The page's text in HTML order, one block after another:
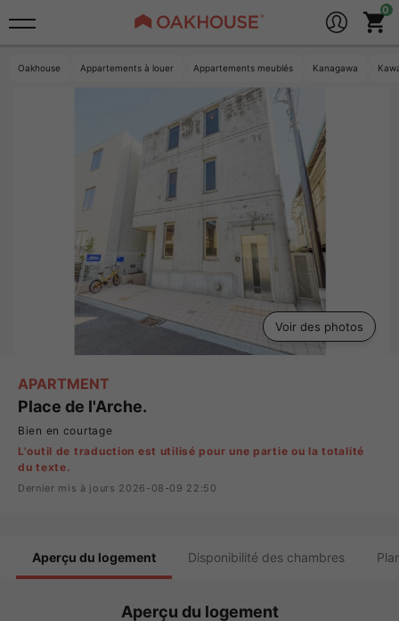
Oakhouse Appartements à louer Appartements meublés Kanagawa
Voir des photos
APARTMENT
Place de l'Arche.
Bien en courtage
L'outil de traduction est utilisé pour une partie ou la totalité
du texte.
Dernier mis à jours 2026-08-09 22:50
Aperçu du logement Disponibilité des chambres
Aperçu du logement